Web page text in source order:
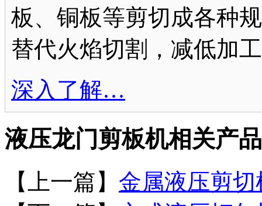
板、铜板等剪切成各种
替代火焰切割，减低加
深入了解…
液压龙门剪板机相关产
【上一篇】 金属液压剪切